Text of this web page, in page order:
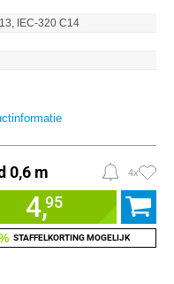
IEC-320 C14
0,6 m 4x
4,95
STAFFELKORTING MOGELIJK